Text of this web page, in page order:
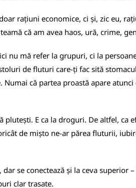
rațiuni economice, ci și, zic eu,
că am avea haos, ură, crime,
nu mă refer la grupuri, ci la
de fluturi care-ți fac sită
că partea proastă apare
E ca la droguri. De altfel, ca
de mișto ne-ar părea fluturii,
se conectează și la ceva superior
clar trasate.